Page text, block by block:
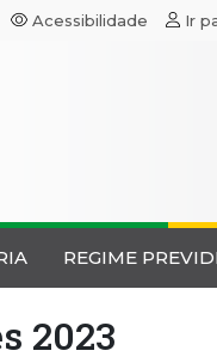
Acessibilidade Ir
REGIME
2023